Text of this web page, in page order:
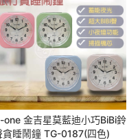
one 金吉星莫藍迪小巧BiBi鈴
貪睡鬧鐘 TG-0187(四色)